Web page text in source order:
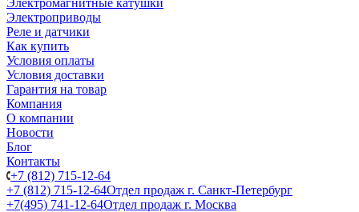
Электромагнитные катушки
Электроприводы
Реле и датчики
Как купить
Условия оплаты
Условия доставки
Гарантия на товар
Компания
О компании
Новости
Блог
Контакты
+7 (812) 715-12-64
+7 (812) 715-12-64Отдел продаж г. Санкт-Петербург
+7(495) 741-12-64Отдел продаж г. Москва